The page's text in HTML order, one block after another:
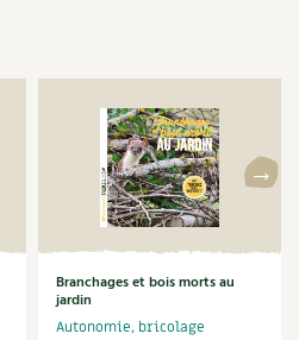
Branchages et bois morts au
jardin
Autonomie, bricolage